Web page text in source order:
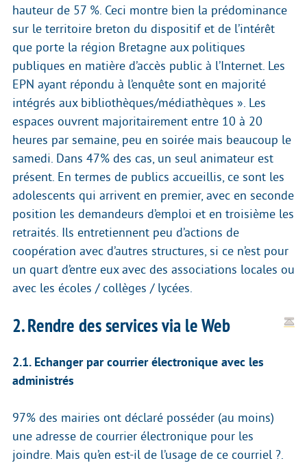
hauteur de 57 %. Ceci montre bien la prédominance
sur le territoire breton du dispositif et de l’intérêt
que porte la région Bretagne aux politiques
publiques en matière d’accès public à l’Internet. Les
EPN ayant répondu à l’enquête sont en majorité
intégrés aux bibliothèques/médiathèques ». Les
espaces ouvrent majoritairement entre 10 à 20
heures par semaine, peu en soirée mais beaucoup le
samedi. Dans 47% des cas, un seul animateur est
présent. En termes de publics accueillis, ce sont les
adolescents qui arrivent en premier, avec en seconde
position les demandeurs d’emploi et en troisième les
retraités. Ils entretiennent peu d’actions de
coopération avec d’autres structures, si ce n’est pour
un quart d’entre eux avec des associations locales ou
avec les écoles / collèges / lycées.
2. Rendre des services via le Web
2.1. Echanger par courrier électronique avec les
administrés
97% des mairies ont déclaré posséder (au moins)
une adresse de courrier électronique pour les
joindre. Mais qu’en est-il de l’usage de ce courriel ?.